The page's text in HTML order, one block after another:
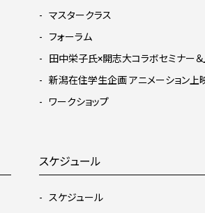
マスタークラス
フォーラム
田中栄子氏×開志大コラボセミナー＆
新潟在住学生企画 アニメーション上
ワークショップ
スケジュール
スケジュール